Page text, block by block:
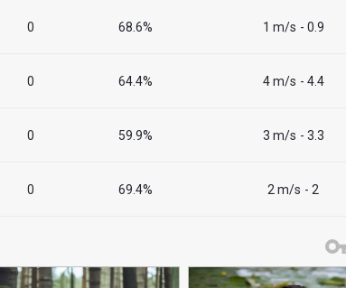
0 68.6% 1 m/s - 0.9
0 64.4% 4 m/s - 4.4
0 59.9% 3 m/s - 3.3
0 69.4% 2 m/s - 2